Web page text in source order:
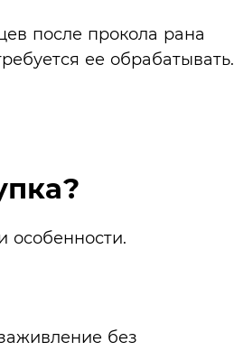
после прокола рана
ее обрабатывать.
особенности.
без